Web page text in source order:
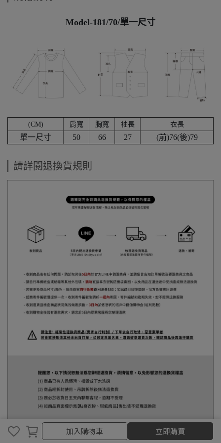
加入購物車
加入購物車 立即購買
Model-181/70/單一尺寸
(CM) 肩寬 胸寬 袖長 衣長
單一尺寸 50 66 27 (前)76(後)79
請詳閱退換貨規則